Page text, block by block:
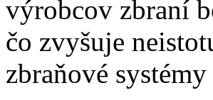
výrobcov zbraní
čo zvyšuje
zbraňové